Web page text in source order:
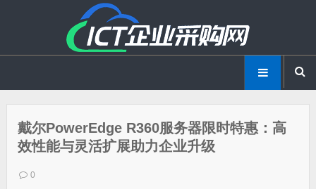
戴尔PowerEdge R360服务器限时特惠：高
效性能与灵活扩展助力企业升级
0